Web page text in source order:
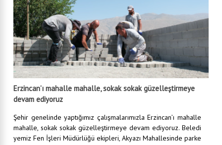
Erzincan’ı mahalle mahalle, sokak sokak güzelleştirmeye
devam ediyoruz
Şehir genelinde yaptığımız çalışmalarımızla Erzincan’ı mahalle
mahalle, sokak sokak güzelleştirmeye devam ediyoruz. Beledi
yemiz Fen İşleri Müdürlüğü ekipleri, Akyazı Mahallesinde parke